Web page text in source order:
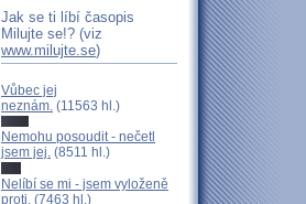
Jak se ti líbí časopis
Milujte se!? (viz
www.milujte.se)
Vůbec jej
neznám. (11563 hl.)
Nemohu posoudit - nečetl
jsem jej. (8511 hl.)
Nelíbí se mi - jsem vyloženě
proti. (7463 hl.)